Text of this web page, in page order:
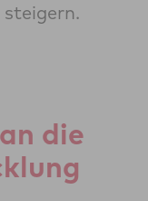
die